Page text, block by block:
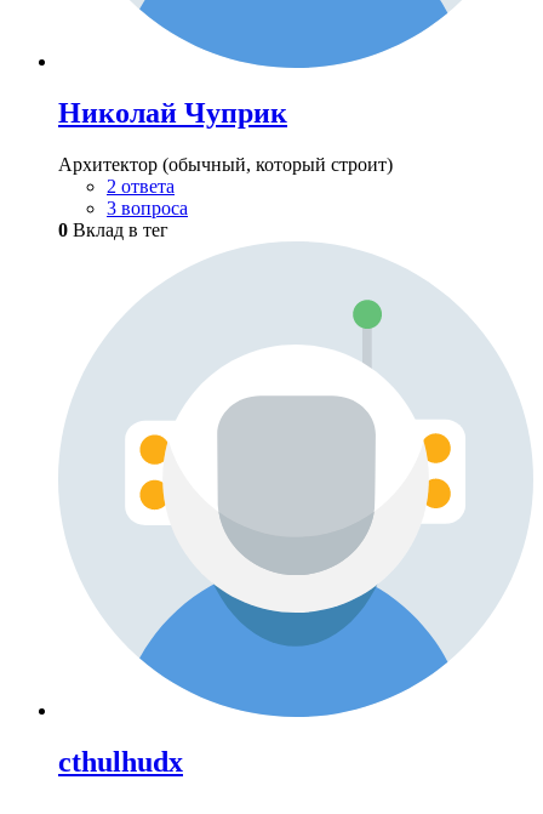
Николай Чуприк
Архитектор (обычный, который строит)
2 ответа
3 вопроса
0 Вклад в тег
cthulhudx